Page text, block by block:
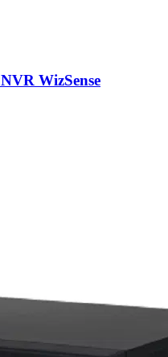
מערכת הקלטה למצלמות אבטחה 32 ערוצים NVR WizSense